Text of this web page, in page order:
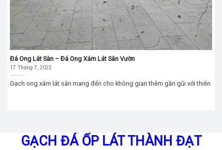
Đá Ong Lát Sàn – Đá Ong Xám Lát Sân Vườn
17 Tháng 7, 2023
Gạch ong xám lát sân mang đến cho không gian thêm gần gũi với thiên
GẠCH ĐÁ ỐP LÁT THÀNH ĐẠT